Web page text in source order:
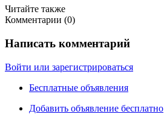
Читайте также
Комментарии (0)
Написать комментарий
Войти или зарегистрироваться
Бесплатные объявления
Добавить объявление бесплатно